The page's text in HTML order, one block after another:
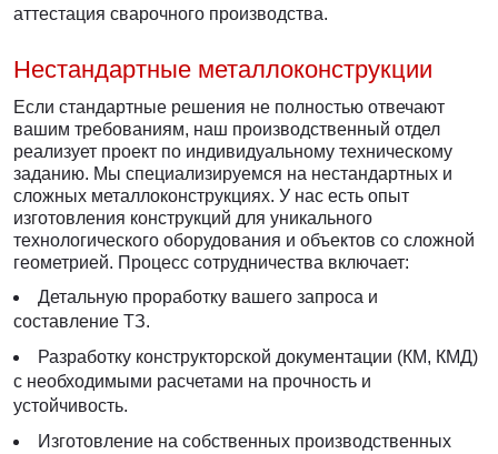
аттестация сварочного производства.
Нестандартные металлоконструкции
Если стандартные решения не полностью отвечают
вашим требованиям, наш производственный отдел
реализует проект по индивидуальному техническому
заданию. Мы специализируемся на нестандартных и
сложных металлоконструкциях. У нас есть опыт
изготовления конструкций для уникального
технологического оборудования и объектов со сложной
геометрией. Процесс сотрудничества включает:
Детальную проработку вашего запроса и
составление ТЗ.
Разработку конструкторской документации (КМ, КМД)
с необходимыми расчетами на прочность и
устойчивость.
Изготовление на собственных производственных